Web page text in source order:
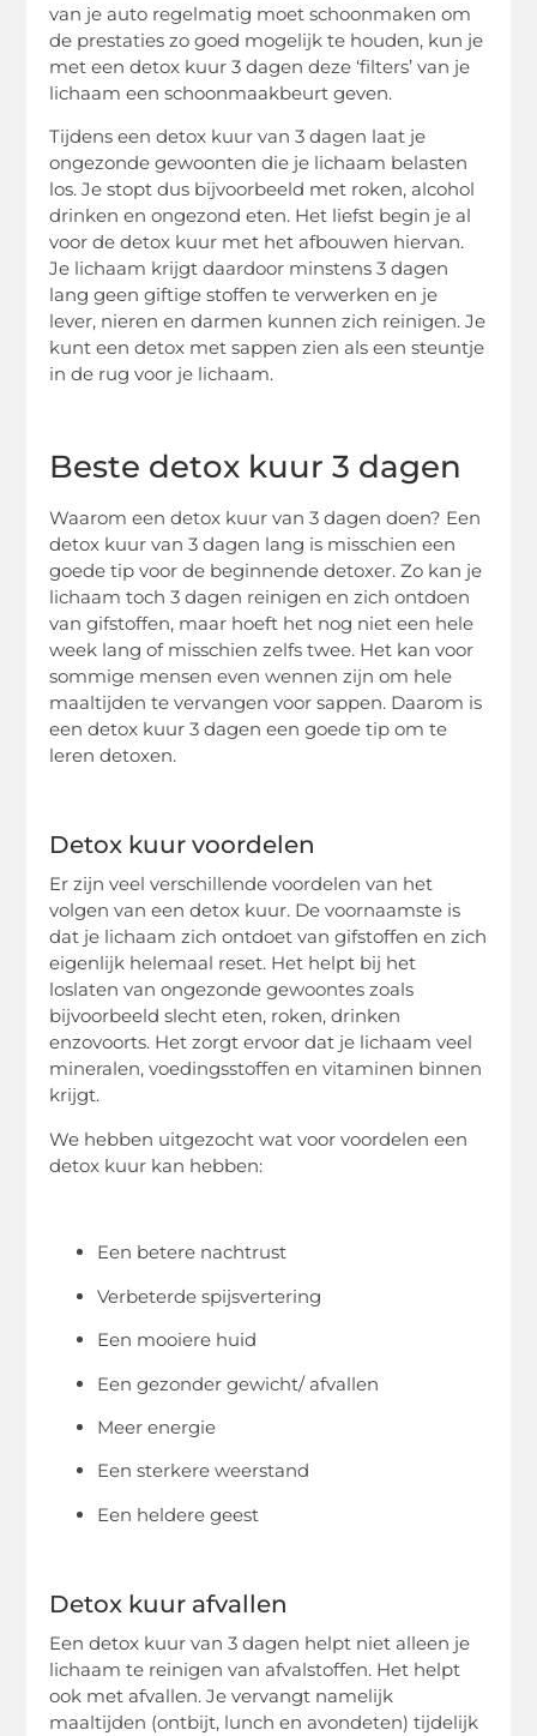
van je auto regelmatig moet schoonmaken om
de prestaties zo goed mogelijk te houden, kun je
met een detox kuur 3 dagen deze ‘filters’ van je
lichaam een schoonmaakbeurt geven.
Tijdens een detox kuur van 3 dagen laat je
ongezonde gewoonten die je lichaam belasten
los. Je stopt dus bijvoorbeeld met roken, alcohol
drinken en ongezond eten. Het liefst begin je al
voor de detox kuur met het afbouwen hiervan.
Je lichaam krijgt daardoor minstens 3 dagen
lang geen giftige stoffen te verwerken en je
lever, nieren en darmen kunnen zich reinigen. Je
kunt een detox met sappen zien als een steuntje
in de rug voor je lichaam.
Beste detox kuur 3 dagen
Waarom een detox kuur van 3 dagen doen? Een
detox kuur van 3 dagen lang is misschien een
goede tip voor de beginnende detoxer. Zo kan je
lichaam toch 3 dagen reinigen en zich ontdoen
van gifstoffen, maar hoeft het nog niet een hele
week lang of misschien zelfs twee. Het kan voor
sommige mensen even wennen zijn om hele
maaltijden te vervangen voor sappen. Daarom is
een detox kuur 3 dagen een goede tip om te
leren detoxen.
Detox kuur voordelen
Er zijn veel verschillende voordelen van het
volgen van een detox kuur. De voornaamste is
dat je lichaam zich ontdoet van gifstoffen en zich
eigenlijk helemaal reset. Het helpt bij het
loslaten van ongezonde gewoontes zoals
bijvoorbeeld slecht eten, roken, drinken
enzovoorts. Het zorgt ervoor dat je lichaam veel
mineralen, voedingsstoffen en vitaminen binnen
krijgt.
We hebben uitgezocht wat voor voordelen een
detox kuur kan hebben:
Een betere nachtrust
Verbeterde spijsvertering
Een mooiere huid
Een gezonder gewicht/ afvallen
Meer energie
Een sterkere weerstand
Een heldere geest
Detox kuur afvallen
Een detox kuur van 3 dagen helpt niet alleen je
lichaam te reinigen van afvalstoffen. Het helpt
ook met afvallen. Je vervangt namelijk
maaltijden (ontbijt, lunch en avondeten) tijdelijk